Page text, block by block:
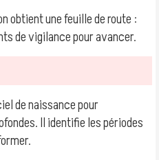
obtient une feuille de route :
de vigilance pour avancer.
de naissance pour
Il identifie les périodes